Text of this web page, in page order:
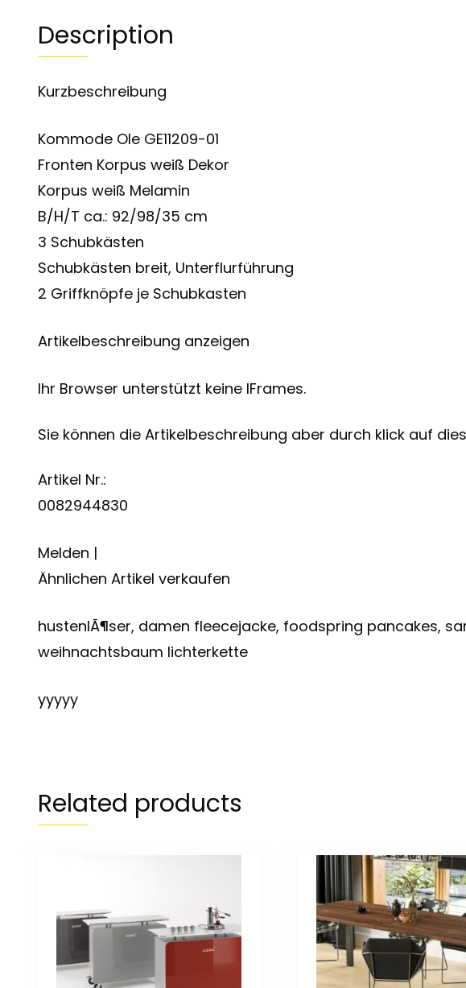
Description
Kurzbeschreibung
Kommode Ole GE11209-01
Fronten Korpus weiß Dekor
Korpus weiß Melamin
B/H/T ca.: 92/98/35 cm
3 Schubkästen
Schubkästen breit, Unterflurführung
2 Griffknöpfe je Schubkasten
Artikelbeschreibung anzeigen
Ihr Browser unterstützt keine IFrames.
Sie können die Artikelbeschreibung aber durch klick auf
Artikel Nr.:
0082944830
Melden |
Ähnlichen Artikel verkaufen
hustenlÃ¶ser, damen fleecejacke, foodspring pancakes,
weihnachtsbaum lichterkette
yyyyy
Related products